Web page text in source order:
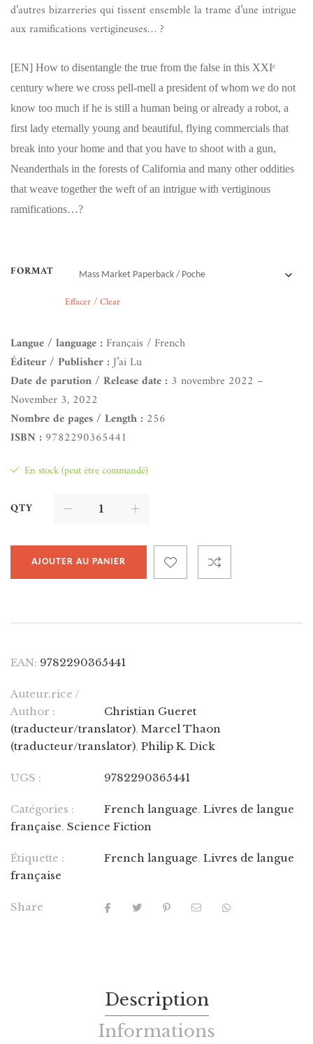
d’autres bizarreries qui tissent ensemble la trame d’une intrigue
aux ramifications vertigineuses… ?
[EN] How to disentangle the true from the false in this XXIᵉ
century where we cross pell-mell a president of whom we do not
know too much if he is still a human being or already a robot, a
first lady eternally young and beautiful, flying commercials that
break into your home and that you have to shoot with a gun,
Neanderthals in the forests of California and many other oddities
that weave together the weft of an intrigue with vertiginous
ramifications…?
FORMAT
Effacer / Clear
Langue / language : Français / French
Éditeur / Publisher :J’ai Lu
Date de parution / Release date : 3 novembre 2022 –
November 3, 2022
Nombre de pages / Length : 256
ISBN : 9782290365441
En stock (peut être commandé)
QTY
AJOUTER AU PANIER
EAN: 9782290365441
Auteur.rice /
Author :
Christian Gueret
(traducteur/translator), Marcel Thaon
(traducteur/translator), Philip K. Dick
UGS : 9782290365441
Catégories : French language, Livres de langue
française, Science Fiction
Étiquette : French language, Livres de langue
française
Share
Description
Informations